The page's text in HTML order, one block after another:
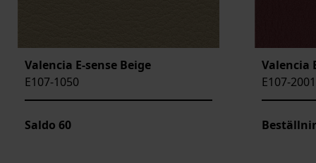
Valencia E-sense Beige
E107-1050
Saldo 60
Valencia
E107-2001